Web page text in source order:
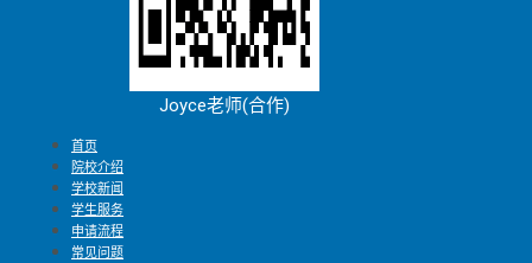
Joyce老师(合作)
首页
院校介绍
学校新闻
学生服务
申请流程
常见问题